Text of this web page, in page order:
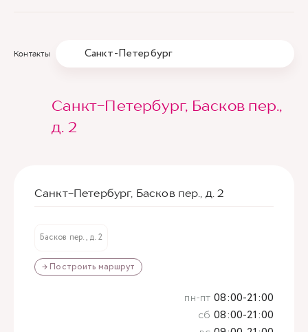
Контакты Санкт-Петербург
Санкт-Петербург, Басков пер.,
д. 2
Санкт-Петербург, Басков пер., д. 2
Басков пер., д. 2
→ Построить маршрут
пн-пт 08:00-21:00
сб 08:00-21:00